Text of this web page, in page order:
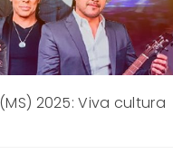
2025: Viva cultura